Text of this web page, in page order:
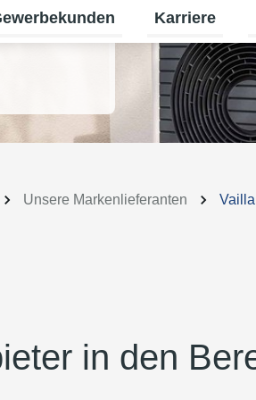
Energien umschalten
für PrivatkundenUntermenü für
Karriere
Unsere Markenlieferanten
in den